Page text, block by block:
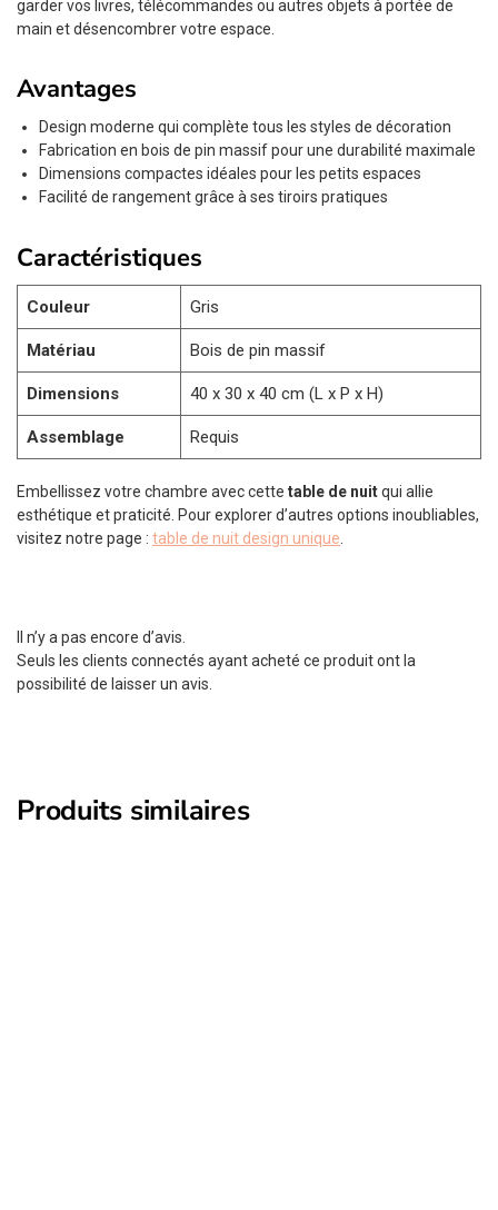
garder vos livres, télécommandes ou autres objets à portée de
main et désencombrer votre espace.
Avantages
Design moderne qui complète tous les styles de décoration
Fabrication en bois de pin massif pour une durabilité maximale
Dimensions compactes idéales pour les petits espaces
Facilité de rangement grâce à ses tiroirs pratiques
Caractéristiques
Couleur Gris
Matériau Bois de pin massif
Dimensions 40 x 30 x 40 cm (L x P x H)
Assemblage Requis
Embellissez votre chambre avec cette table de nuitqui allie
esthétique et praticité. Pour explorer d’autres options inoubliables,
visitez notre page : table de nuit design unique
Il n’y a pas encore d’avis.
Seuls les clients connectés ayant acheté ce produit ont la
possibilité de laisser un avis.
Produits similaires